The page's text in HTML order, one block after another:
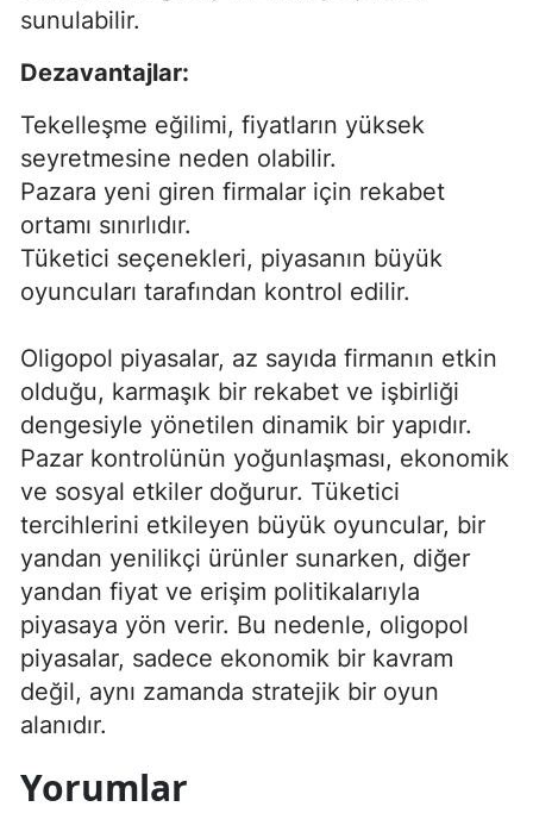
sunulabilir.
Dezavantajlar:
Tekelleşme eğilimi, fiyatların yüksek
seyretmesine neden olabilir.
Pazara yeni giren firmalar için rekabet
ortamı sınırlıdır.
Tüketici seçenekleri, piyasanın büyük
oyuncuları tarafından kontrol edilir.
Oligopol piyasalar, az sayıda firmanın etkin
olduğu, karmaşık bir rekabet ve işbirliği
dengesiyle yönetilen dinamik bir yapıdır.
Pazar kontrolünün yoğunlaşması, ekonomik
ve sosyal etkiler doğurur. Tüketici
tercihlerini etkileyen büyük oyuncular, bir
yandan yenilikçi ürünler sunarken, diğer
yandan fiyat ve erişim politikalarıyla
piyasaya yön verir. Bu nedenle, oligopol
piyasalar, sadece ekonomik bir kavram
değil, aynı zamanda stratejik bir oyun
alanıdır.
Yorumlar